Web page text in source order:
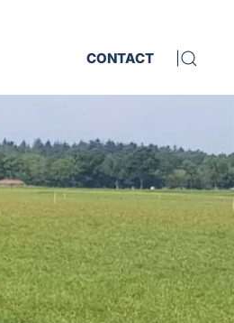
CONTACT